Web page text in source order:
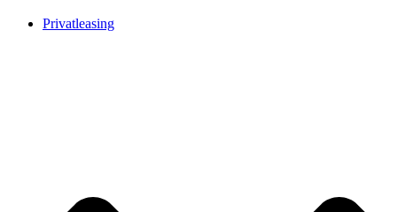
Privatleasing